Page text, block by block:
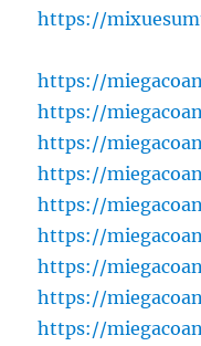
https://
https://
https://
https://
https://
https://
https://
https://
https://
https://